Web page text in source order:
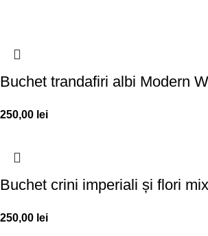
Buchet trandafiri albi Modern
250,00 lei
Buchet crini imperiali și flori
250,00 lei